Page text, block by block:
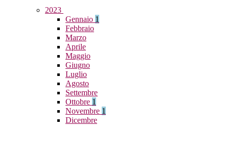
2023
Gennaio 1
Febbraio
Marzo
Aprile
Maggio
Giugno
Luglio
Agosto
Settembre
Ottobre 1
Novembre 1
Dicembre